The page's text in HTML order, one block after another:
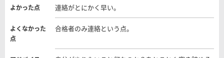
よかった点 連絡がとにかく早い。
よくなかった
点
合格者のみ連絡という点。